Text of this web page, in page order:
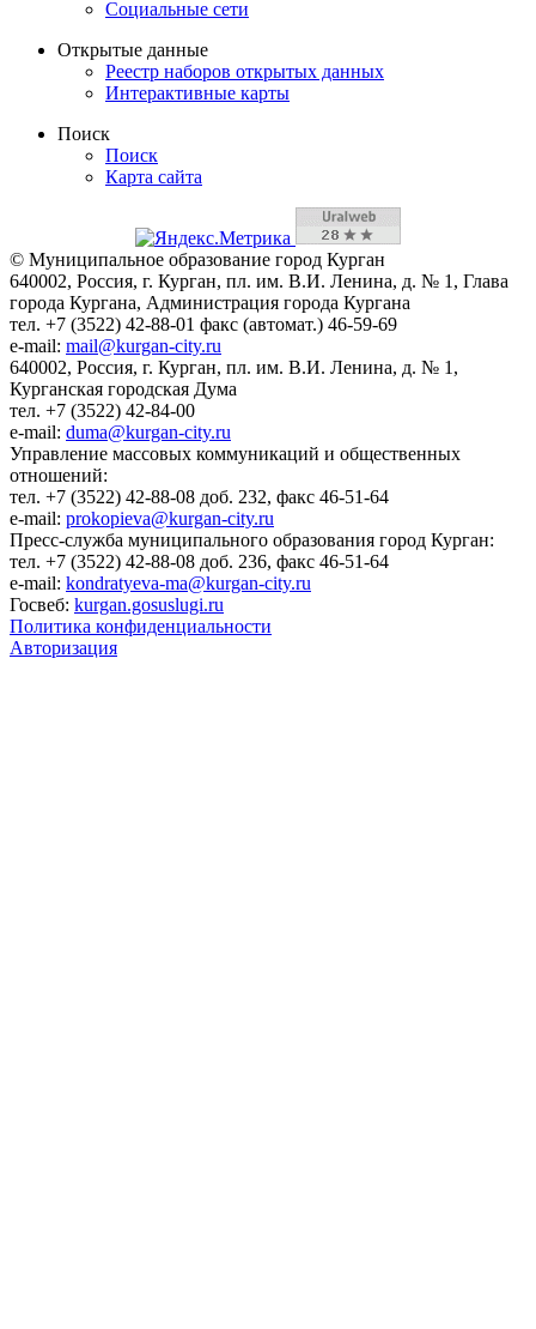
Социальные сети
Открытые данные
Реестр наборов открытых данных
Интерактивные карты
Поиск
Поиск
Карта сайта
© Муниципальное образование город Курган
640002, Россия, г. Курган, пл. им. В.И. Ленина, д. № 1, Глава
города Кургана, Администрация города Кургана
тел. +7 (3522) 42-88-01 факс (автомат.) 46-59-69
e-mail: mail@kurgan-city.ru
640002, Россия, г. Курган, пл. им. В.И. Ленина, д. № 1,
Курганская городская Дума
тел. +7 (3522) 42-84-00
e-mail: duma@kurgan-city.ru
Управление массовых коммуникаций и общественных
отношений:
тел. +7 (3522) 42-88-08 доб. 232, факс 46-51-64
e-mail: prokopieva@kurgan-city.ru
Пресс-служба муниципального образования город Курган:
тел. +7 (3522) 42-88-08 доб. 236, факс 46-51-64
e-mail: kondratyeva-ma@kurgan-city.ru
Госвеб: kurgan.gosuslugi.ru
Политика конфиденциальности
Авторизация